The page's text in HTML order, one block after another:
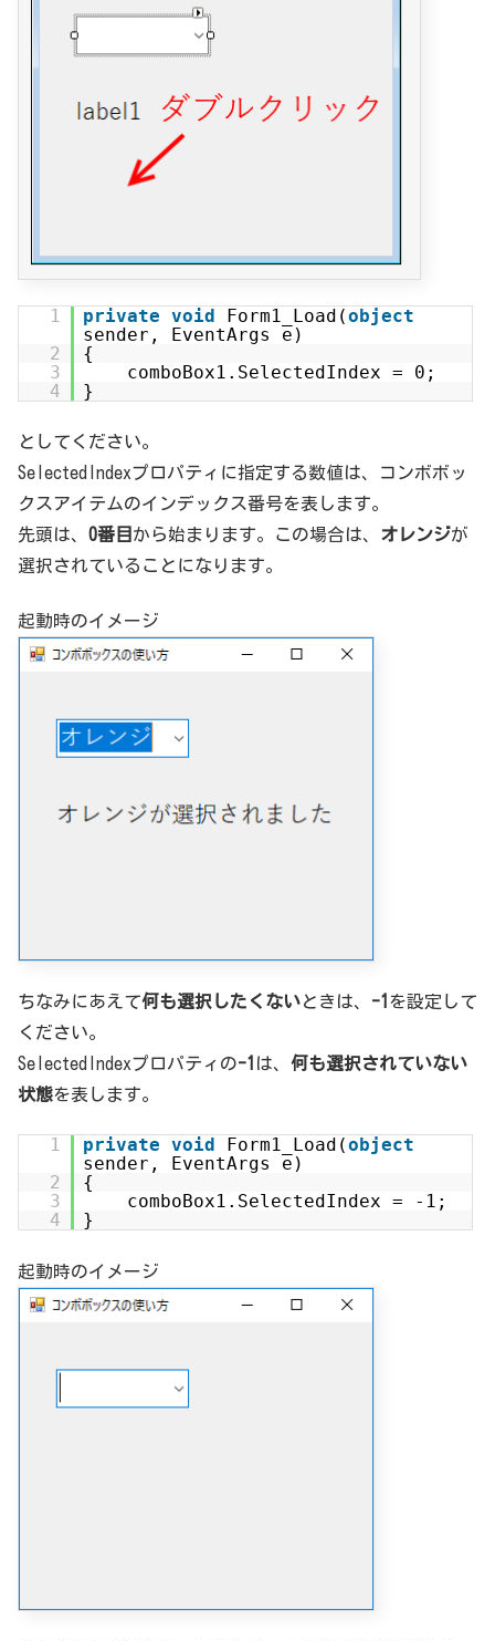
1 private void Form1_Load(object
sender, EventArgs e)
2
{
3
comboBox1.SelectedIndex = 0;
4
}
としてください。
SelectedIndexプロパティに指定する数値は、コンボボッ
クスアイテムのインデックス番号を表します。
先頭は、 0番目 から始まります。この場合は、 オレンジが
選択されていることになります。
起動時のイメージ
ちなみにあえて何も選択したくないときは、 -1 を設定して
ください。
SelectedIndexプロパティの-1 は、 何も選択されていない
状態を表します。
1 private void Form1_Load(object
sender, EventArgs e)
2
{
3
comboBox1.SelectedIndex = -1;
4
}
起動時のイメージ